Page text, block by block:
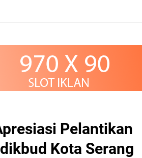
Pelantikan
Kota Serang